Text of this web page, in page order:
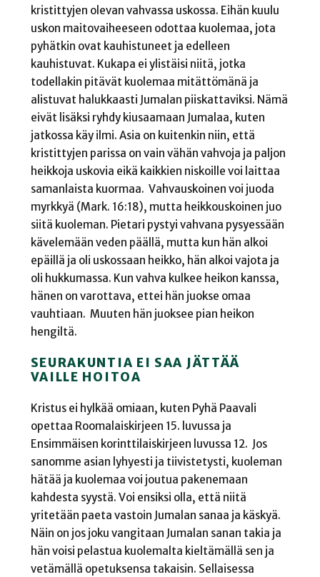
kristittyjen olevan vahvassa uskossa. Eihän kuulu
uskon maitovaiheeseen odottaa kuolemaa, jota
pyhätkin ovat kauhistuneet ja edelleen
kauhistuvat. Kukapa ei ylistäisi niitä, jotka
todellakin pitävät kuolemaa mitättömänä ja
alistuvat halukkaasti Jumalan piiskattaviksi. Nämä
eivät lisäksi ryhdy kiusaamaan Jumalaa, kuten
jatkossa käy ilmi. Asia on kuitenkin niin, että
kristittyjen parissa on vain vähän vahvoja ja paljon
heikkoja uskovia eikä kaikkien niskoille voi laittaa
samanlaista kuormaa. Vahvauskoinen voi juoda
myrkkyä (Mark. 16:18), mutta heikkouskoinen juo
siitä kuoleman. Pietari pystyi vahvana pysyessään
kävelemään veden päällä, mutta kun hän alkoi
epäillä ja oli uskossaan heikko, hän alkoi vajota ja
oli hukkumassa. Kun vahva kulkee heikon kanssa,
hänen on varottava, ettei hän juokse omaa
vauhtiaan. Muuten hän juoksee pian heikon
hengiltä.
SEURAKUNTIA EI SAA JÄTTÄÄ
VAILLE HOITOA
Kristus ei hylkää omiaan, kuten Pyhä Paavali
opettaa Roomalaiskirjeen 15. luvussa ja
Ensimmäisen korinttilaiskirjeen luvussa 12. Jos
sanomme asian lyhyesti ja tiivistetysti, kuoleman
hätää ja kuolemaa voi joutua pakenemaan
kahdesta syystä. Voi ensiksi olla, että niitä
yritetään paeta vastoin Jumalan sanaa ja käskyä.
Näin on jos joku vangitaan Jumalan sanan takia ja
hän voisi pelastua kuolemalta kieltämällä sen ja
vetämällä opetuksensa takaisin. Sellaisessa